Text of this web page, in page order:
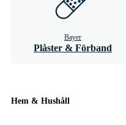
Bayer
Plåster & Förband
Hem & Hushåll